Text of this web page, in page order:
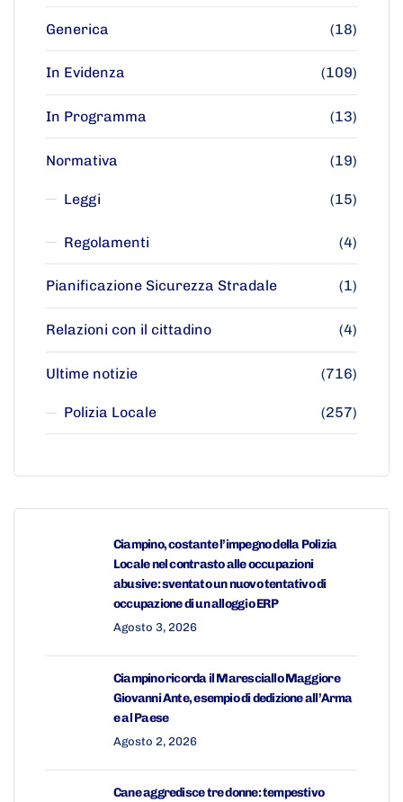
Generica (18)
In Evidenza (109)
In Programma (13)
Normativa (19)
Leggi (15)
Regolamenti (4)
Pianificazione Sicurezza Stradale (1)
Relazioni con il cittadino (4)
Ultime notizie (716)
Polizia Locale (257)
Ciampino, costante l’impegno della Polizia
Locale nel contrasto alle occupazioni
abusive: sventato un nuovo tentativo di
occupazione di un alloggio ERP
Agosto 3, 2026
Ciampino ricorda il Maresciallo Maggiore
Giovanni Ante, esempio di dedizione all’Arma
e al Paese
Agosto 2, 2026
Cane aggredisce tre donne: tempestivo